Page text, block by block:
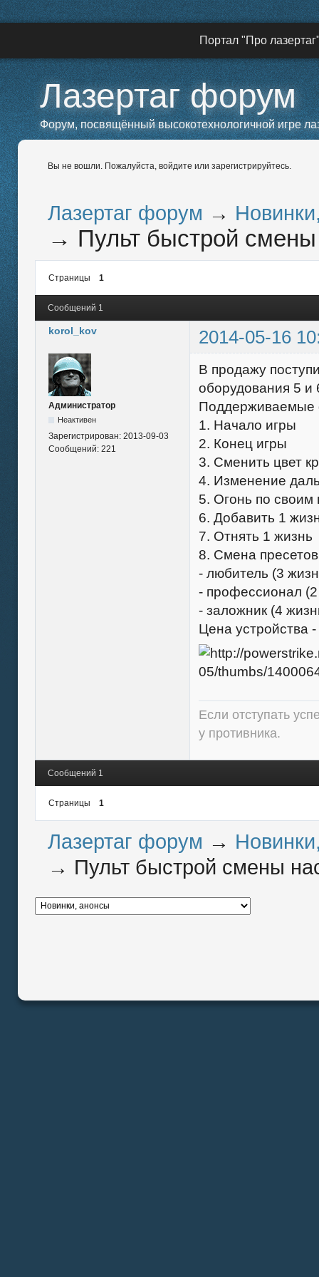
Портал "Про
Лазертаг форум
Форум, посвящённый высокотехнологичной игре
Вы не вошли. Пожалуйста, войдите или зарегистрируйтесь.
Лазертаг форум →
→ Пульт быстрой
Страницы 1
Сообщений 1
korol_kov 2014-05-16
Администратор
Неактивен
Зарегистрирован: 2013-09-03
Сообщений: 221
В продажу
оборудования 5 и
Поддерживаемые
1. Начало игры
2. Конец игры
3. Сменить цвет
4. Изменение
5. Огонь по своим
6. Добавить 1
7. Отнять 1 жизнь
8. Смена
- любитель (3
- профессионал
- заложник (4
Цена устройства
Если отступать
у противника.
Сообщений 1
Страницы 1
Лазертаг форум →
→ Пульт быстрой смены